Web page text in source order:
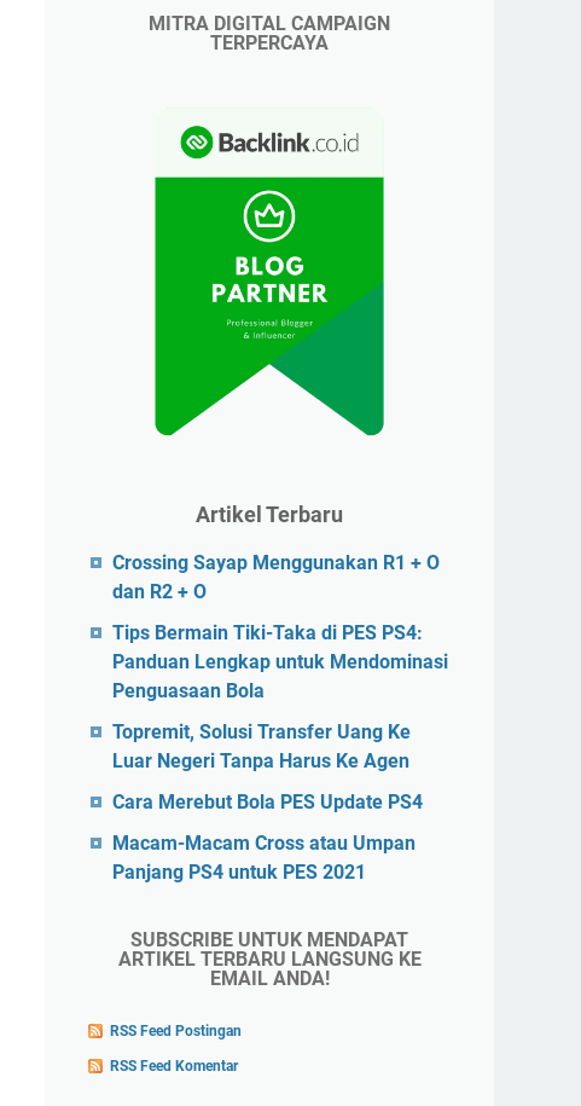
MITRA DIGITAL CAMPAIGN
TERPERCAYA
Artikel Terbaru
Crossing Sayap Menggunakan R1 + O
dan R2 + O
Tips Bermain Tiki-Taka di PES PS4:
Panduan Lengkap untuk Mendominasi
Penguasaan Bola
Topremit, Solusi Transfer Uang Ke
Luar Negeri Tanpa Harus Ke Agen
Cara Merebut Bola PES Update PS4
Macam-Macam Cross atau Umpan
Panjang PS4 untuk PES 2021
SUBSCRIBE UNTUK MENDAPAT
ARTIKEL TERBARU LANGSUNG KE
EMAIL ANDA!
RSS Feed Postingan
RSS Feed Komentar